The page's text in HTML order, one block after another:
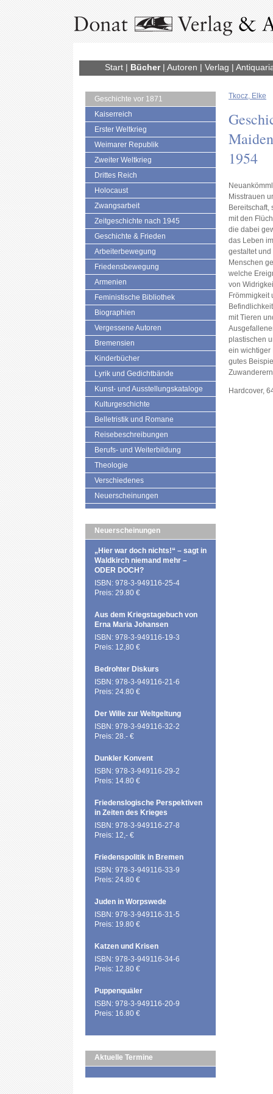
Start| Bücher| Autoren | Verlag |
Geschichte vor 1871
Kaiserreich
Erster Weltkrieg
Weimarer Republik
Zweiter Weltkrieg
Drittes Reich
Holocaust
Zwangsarbeit
Zeitgeschichte nach 1945
Geschichte & Frieden
Arbeiterbewegung
Friedensbewegung
Armenien
Feministische Bibliothek
Biographien
Vergessene Autoren
Bremensien
Kinderbücher
Lyrik und Gedichtbände
Kunst- und Ausstellungskataloge
Kulturgeschichte
Belletristik und Romane
Reisebeschreibungen
Berufs- und Weiterbildung
Theologie
Verschiedenes
Neuerscheinungen
Neuerscheinungen
„Hier war doch nichts!“ – sagt in
Waldkirch niemand mehr –
ODER DOCH?
ISBN: 978-3-949116-25-4
Preis: 29.80 €
Aus dem Kriegstagebuch von
Erna Maria Johansen
ISBN: 978-3-949116-19-3
Preis: 12,80 €
Bedrohter Diskurs
ISBN: 978-3-949116-21-6
Preis: 24.80 €
Der Wille zur Weltgeltung
ISBN: 978-3-949116-32-2
Preis: 28.- €
Dunkler Konvent
ISBN: 978-3-949116-29-2
Preis: 14.80 €
Friedenslogische Perspektiven
in Zeiten des Krieges
ISBN: 978-3-949116-27-8
Preis: 12,- €
Friedenspolitik in Bremen
ISBN: 978-3-949116-33-9
Preis: 24.80 €
Juden in Worpswede
ISBN: 978-3-949116-31-5
Preis: 19.80 €
Katzen und Krisen
ISBN: 978-3-949116-34-6
Preis: 12.80 €
Puppenquäler
ISBN: 978-3-949116-20-9
Preis: 16.80 €
Aktuelle Termine
Tkocz, Elke
1954
Misstrauen
Bereitschaft,
mit den
die dabei
das Leben
gestaltet
Menschen
welche
von
Frömmigkeit
mit Tieren
plastischen
ein wichtiger
gutes
Hardcover,